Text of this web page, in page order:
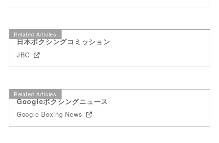
Related Articles
日本ボクシングコミッション
JBC
Related Articles
Googleボクシングニュース
Google Boxing News